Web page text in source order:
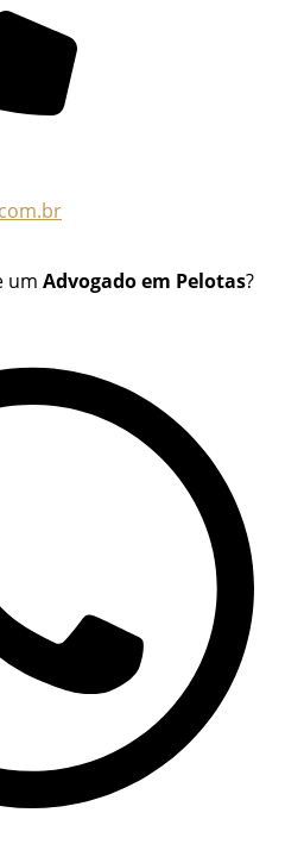
um Advogado em Pelotas?